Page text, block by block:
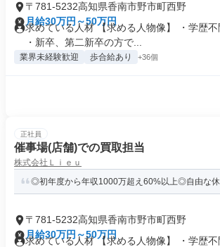
〒781-5232高知県香南市野市町西野
月給30万円～50万円
求めている人材 【求める人物像】 ・学歴
・新卒、第二新卒の方で...
業界未経験歓迎 歩合給あり +36個
正社員
催事場(店舗)での買取担当
株式会社Ｌｉｅｕ
◎初年度から年収1000万超え60%以上◎自由な
〒781-5232高知県香南市野市町西野
月給30万円～50万円
求めている人材 【求める人物像】 ・学歴